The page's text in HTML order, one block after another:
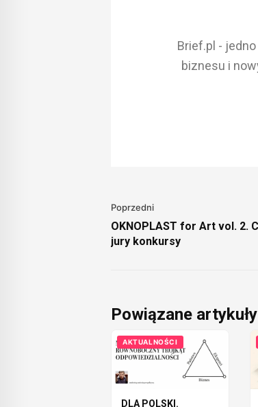
Brief.pl -
biznesu i
Poprzedni
OKNOPLAST for Art vol. 2.
jury konkursy
Powiązane artykuły
AKTUALNOŚCI
DLA POLSKI.